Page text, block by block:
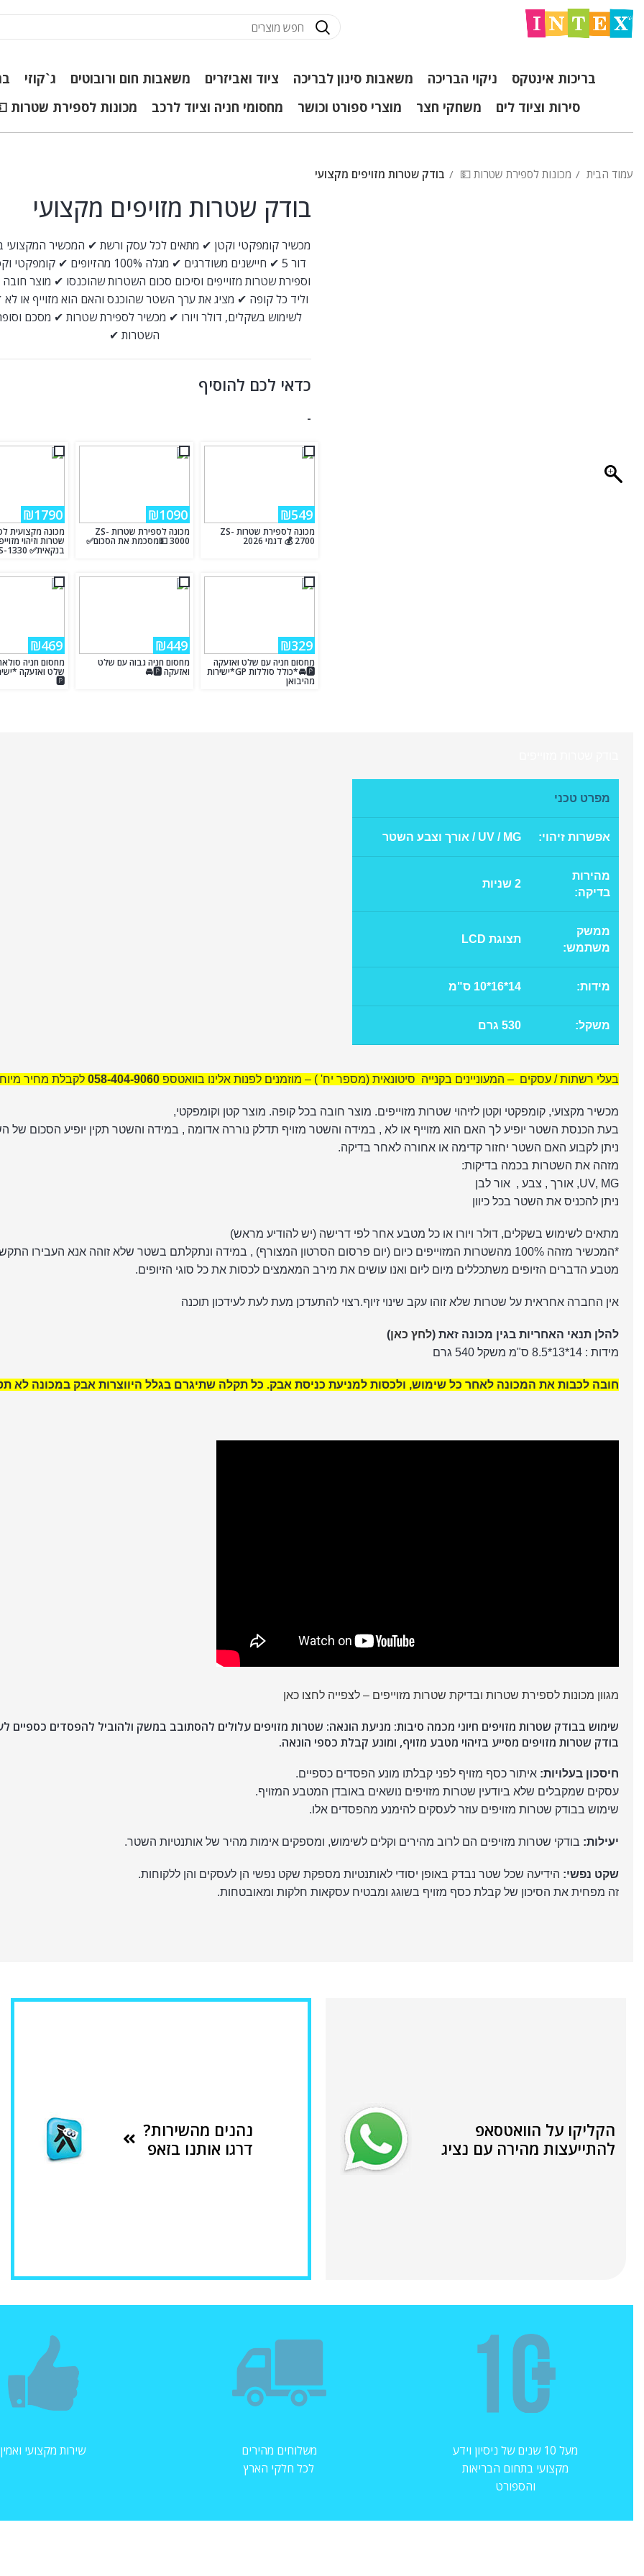
בריכות אינטקס ניקוי הבריכה משאבות סינון לבריכה ציוד ואביזרים משאבות חום ורובוטים ג`קוזי
סירות וציוד לים
משחקי חצר מוצרי ספורט וכושר מחסומי חניה וציוד לרכב מכונות לספירת שטרות
עמוד הבית מכונות לספירת שטרות 💵 בודק שטרות מזויפים מקצועי
בודק שטרות מזויפים מקצועי
מכשיר קומפקטי וקטן ✔ מתאים לכל עסק ורשת ✔ המכשיר המקצועי
דור 5 ✔ חיישנים משודרגים ✔ מגלה 100% מהזיופים ✔
וספירת שטרות מזוייפים וסיכום סכום השטרות שהוכנסו ✔ מוצר
וליד כל קופה ✔ מציג את ערך השטר שהוכנס והאם הוא מזוייף או לא
לשימוש בשקלים, דולר ויורו ✔ מכשיר לספירת שטרות ✔ מסכם
השטרות ✔
כדאי לכם להוסיף
-
₪549
מכונה לספירת שטרות ZS-
2700 💰 דגמי 2026
₪1090
מכונה לספירת שטרות ZS-
3000 💵מסכמת את הסכום✅
₪1790
מכונה מקצועית
שטרות וזיהוי
בנקאית✅ ZS-1330
₪329
מחסום חניה עם שלט ואזעקה
🅿️🚘*כולל סוללות GP*ישירות
מהיבואן
₪449
מחסום חניה גבוה עם שלט
ואזעקה 🅿️🚘
₪469
מחסום חניה
שלט ואזעקה
🅿️
מפרט טכני
אפשרות זיהוי: UV / MG / אורך וצבע השטר
מהירות
בדיקה:
2 שניות
ממשק
משתמש:
תצוגת LCD
מידות: 14*16*10 ס"מ
משקל: 530 גרם
בעלי רשתות / עסקים – המעוניינים בקנייה סיטונאית (מספר יח' ) – מוזמנים לפנות אלינו בוואטספ 058-404-9060 לקבלת מחיר
מכשיר מקצועי, קומפקטי וקטן לזיהוי שטרות מזוייפים. מוצר חובה בכל קופה. מוצר קטן וקומפקטי,
בעת הכנסת השטר יופיע לך האם הוא מזוייף או לא , במידה והשטר מזויף תדלק נוררה אדומה , במידה והשטר תקין יופיע הסכום של
ניתן לקבוע האם השטר יחזור קדימה או אחורה לאחר בדיקה.
מזהה את השטרות בכמה בדיקות:
UV, MG, אורך , צבע , אור לבן
ניתן להכניס את השטר בכל כיוון
מתאים לשימוש בשקלים, דולר ויורו או כל מטבע אחר לפי דרישה (יש להודיע מראש)
*המכשיר מזהה 100% מהשטרות המזוייפים כיום (יום פרסום הסרטון המצורף) , במידה ונתקלתם בשטר שלא זוהה אנא העבירו התקשרו אלינו.
מטבע הדברים הזיופים משתכללים מיום ליום ואנו עושים את מירב המאמצים לכסות את כל סוגי הזיופים.
אין החברה אחראית על שטרות שלא זוהו עקב שינוי זיוף.רצוי להתעדכן מעת לעת לעידכון תוכנה
להלן תנאי האחריות בגין מכונה זאת (לחץ כאן)
מידות : 14*13*8.5 ס"מ משקל 540 גרם
חובה לכבות את המכונה לאחר כל שימוש, ולכסות למניעת כניסת אבק. כל תקלה שתיגרם בגלל היווצרות אבק במכונה לא
מגוון מכונות לספירת שטרות ובדיקת שטרות מזוייפים – לצפייה לחצו כאן
שימוש בבודק שטרות מזויפים חיוני מכמה סיבות: מניעת הונאה: שטרות מזויפים עלולים להסתובב במשק ולהוביל להפסדים כספיים
בודק שטרות מזויפים מסייע בזיהוי מטבע מזויף, ומונע קבלת כספי הונאה.
חיסכון בעלויות: איתור כסף מזויף לפני קבלתו מונע הפסדים כספיים.
עסקים שמקבלים שלא ביודעין שטרות מזויפים נושאים באובדן המטבע המזויף.
שימוש בבודק שטרות מזויפים עוזר לעסקים להימנע מהפסדים אלו.
יעילות: בודקי שטרות מזויפים הם לרוב מהירים וקלים לשימוש, ומספקים אימות מהיר של אותנטיות השטר.
שקט נפשי: הידיעה שכל שטר נבדק באופן יסודי לאותנטיות מספקת שקט נפשי הן לעסקים והן ללקוחות.
זה מפחית את הסיכון של קבלת כסף מזויף בשוגג ומבטיח עסקאות חלקות ומאובטחות.
הקליקו על הוואטסאפ
להתייעצות מהירה עם נציג
נהנים מהשירות?
דרגו אותנו בזאפ
מעל 10 שנים של ניסיון וידע
מקצועי בתחום הבריאות
והספורט
משלוחים מהירים
לכל חלקי הארץ
שירות מקצועי ואמין